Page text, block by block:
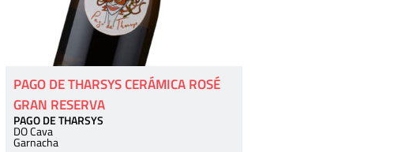
PAGO DE THARSYS CERÁMICA ROSÉ
GRAN RESERVA
PAGO DE THARSYS
DO Cava
Garnacha